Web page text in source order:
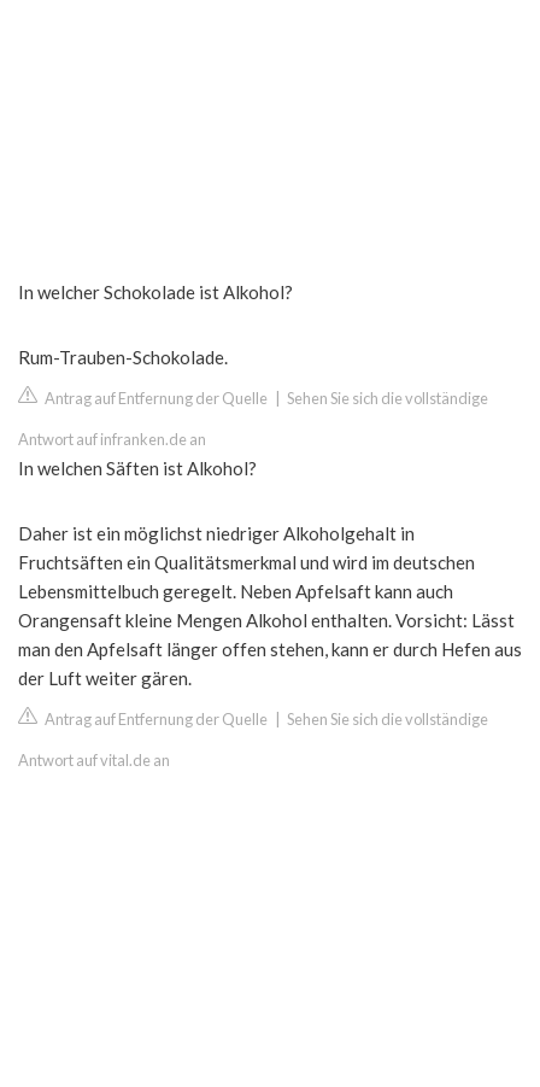
In welcher Schokolade ist Alkohol?
Rum-Trauben-Schokolade.
Antrag auf Entfernung der Quelle Sehen Sie sich die vollständige
Antwort auf infranken.de an
In welchen Säften ist Alkohol?
Daher ist ein möglichst niedriger Alkoholgehalt in
Fruchtsäften ein Qualitätsmerkmal und wird im deutschen
Lebensmittelbuch geregelt. Neben Apfelsaft kann auch
Orangensaft kleine Mengen Alkohol enthalten. Vorsicht: Lässt
man den Apfelsaft länger offen stehen, kann er durch Hefen aus
der Luft weiter gären.
Antrag auf Entfernung der Quelle Sehen Sie sich die vollständige
Antwort auf vital.de an